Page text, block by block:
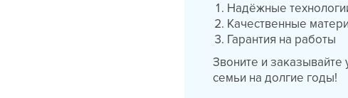
Надёжные
Качественные
Гарантия на работы
Звоните и
семьи на долгие годы!